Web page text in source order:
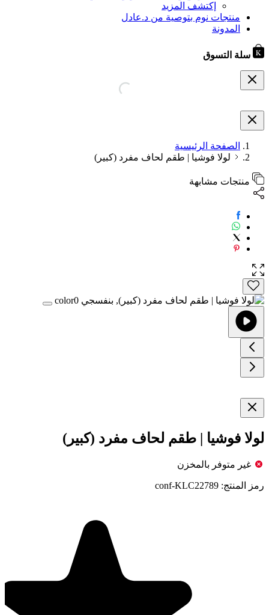
إكتشف المزيد
منتجات نوم بتوصية من د.عادل
المدونة
سلة التسوق
الصفحة الرئيسية
لولا فوشيا | طقم لحاف مفرد (كبير)
منتجات مشابهة
لولا فوشيا | طقم لحاف مفرد (كبير)
غير متوفر بالمخزن
رمز المنتج: conf-KLC22789